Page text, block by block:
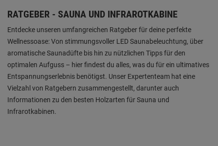
RATGEBER - SAUNA UND INFRAROTKABINE
Entdecke unseren umfangreichen Ratgeber für deine perfekte
Wellnessoase: Von stimmungsvoller LED Saunabeleuchtung, über
aromatische Saunadüfte bis hin zu nützlichen Tipps für den
optimalen Aufguss – hier findest du alles, was du für ein ultimatives
Entspannungserlebnis benötigst. Unser Expertenteam hat eine
Vielzahl von Ratgebern zusammengestellt, darunter auch
Informationen zu den besten Holzarten für Sauna und
Infrarotkabinen.